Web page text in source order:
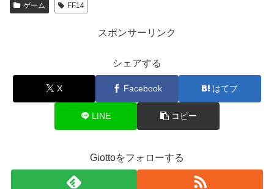
ゲーム FF14
スポンサーリンク
シェアする
X Facebook はてブ
LINE コピー
Giottoをフォローする